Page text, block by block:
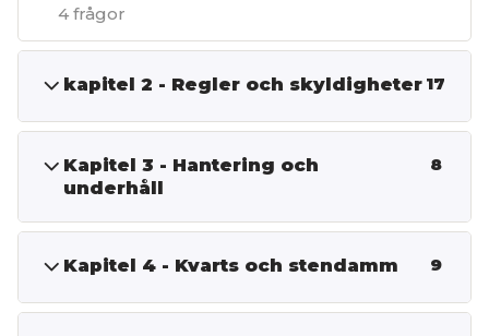
4 frågor
kapitel 2 - Regler och skyldigheter 17
Kapitel 3 - Hantering och
underhåll
8
Kapitel 4 - Kvarts och stendamm 9